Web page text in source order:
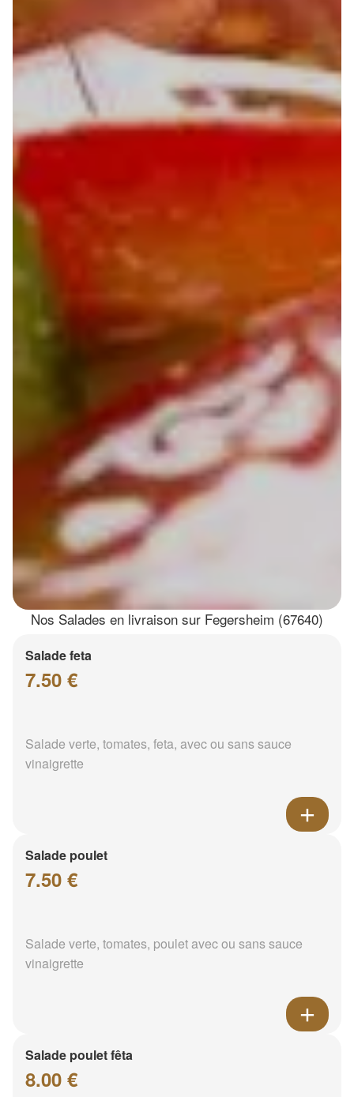
Nos Salades en livraison sur Fegersheim (67640)
Salade feta
7.50 €
Salade verte, tomates, feta, avec ou sans sauce
vinaigrette
Salade poulet
7.50 €
Salade verte, tomates, poulet avec ou sans sauce
vinaigrette
Salade poulet fêta
8.00 €